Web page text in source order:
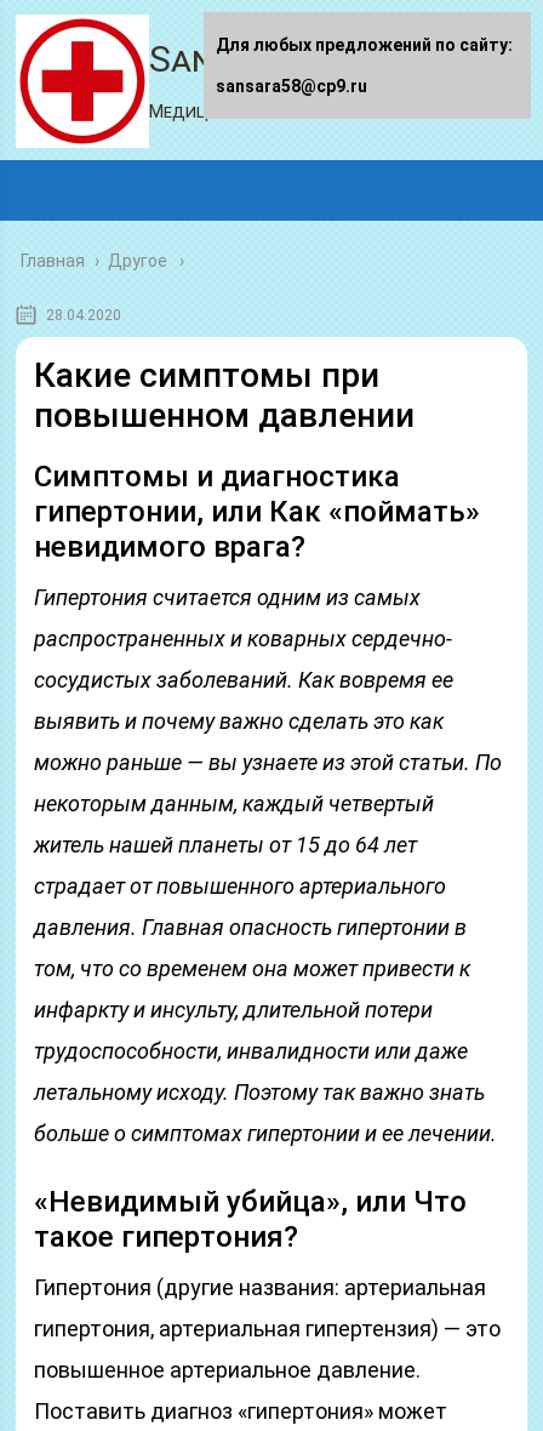
Sansara58.ru
Медицинский портал
Главная › Другое
28.04.2020
Какие симптомы при
повышенном давлении
Симптомы и диагностика
гипертонии, или Как «поймать»
невидимого врага?
Гипертония считается одним из самых
распространенных и коварных сердечно-
сосудистых заболеваний. Как вовремя ее
выявить и почему важно сделать это как
можно раньше — вы узнаете из этой статьи. По
некоторым данным, каждый четвертый
житель нашей планеты от 15 до 64 лет
страдает от повышенного артериального
давления. Главная опасность гипертонии в
том, что со временем она может привести к
инфаркту и инсульту, длительной потери
трудоспособности, инвалидности или даже
летальному исходу. Поэтому так важно знать
больше о симптомах гипертонии и ее лечении.
«Невидимый убийца», или Что
такое гипертония?
Гипертония (другие названия: артериальная
гипертония, артериальная гипертензия) — это
повышенное артериальное давление.
Поставить диагноз «гипертония» может
Для любых предложений по сайту:
sansara58@cp9.ru